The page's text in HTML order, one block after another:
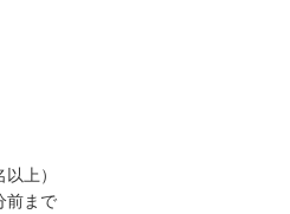
上）
前まで